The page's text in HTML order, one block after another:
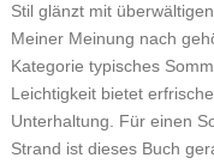
Stil glänzt mit
Meiner Meinung nach
Kategorie typisches
Leichtigkeit bietet
Unterhaltung. Für einen
Strand ist dieses Buch